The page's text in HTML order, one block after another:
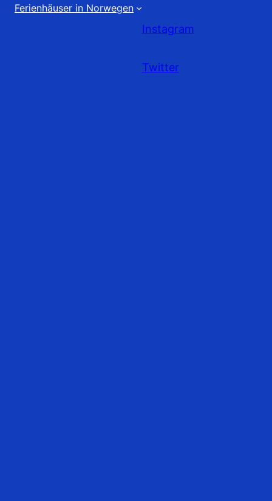
Ferienhäuser in Norwegen
Instagram
Twitter